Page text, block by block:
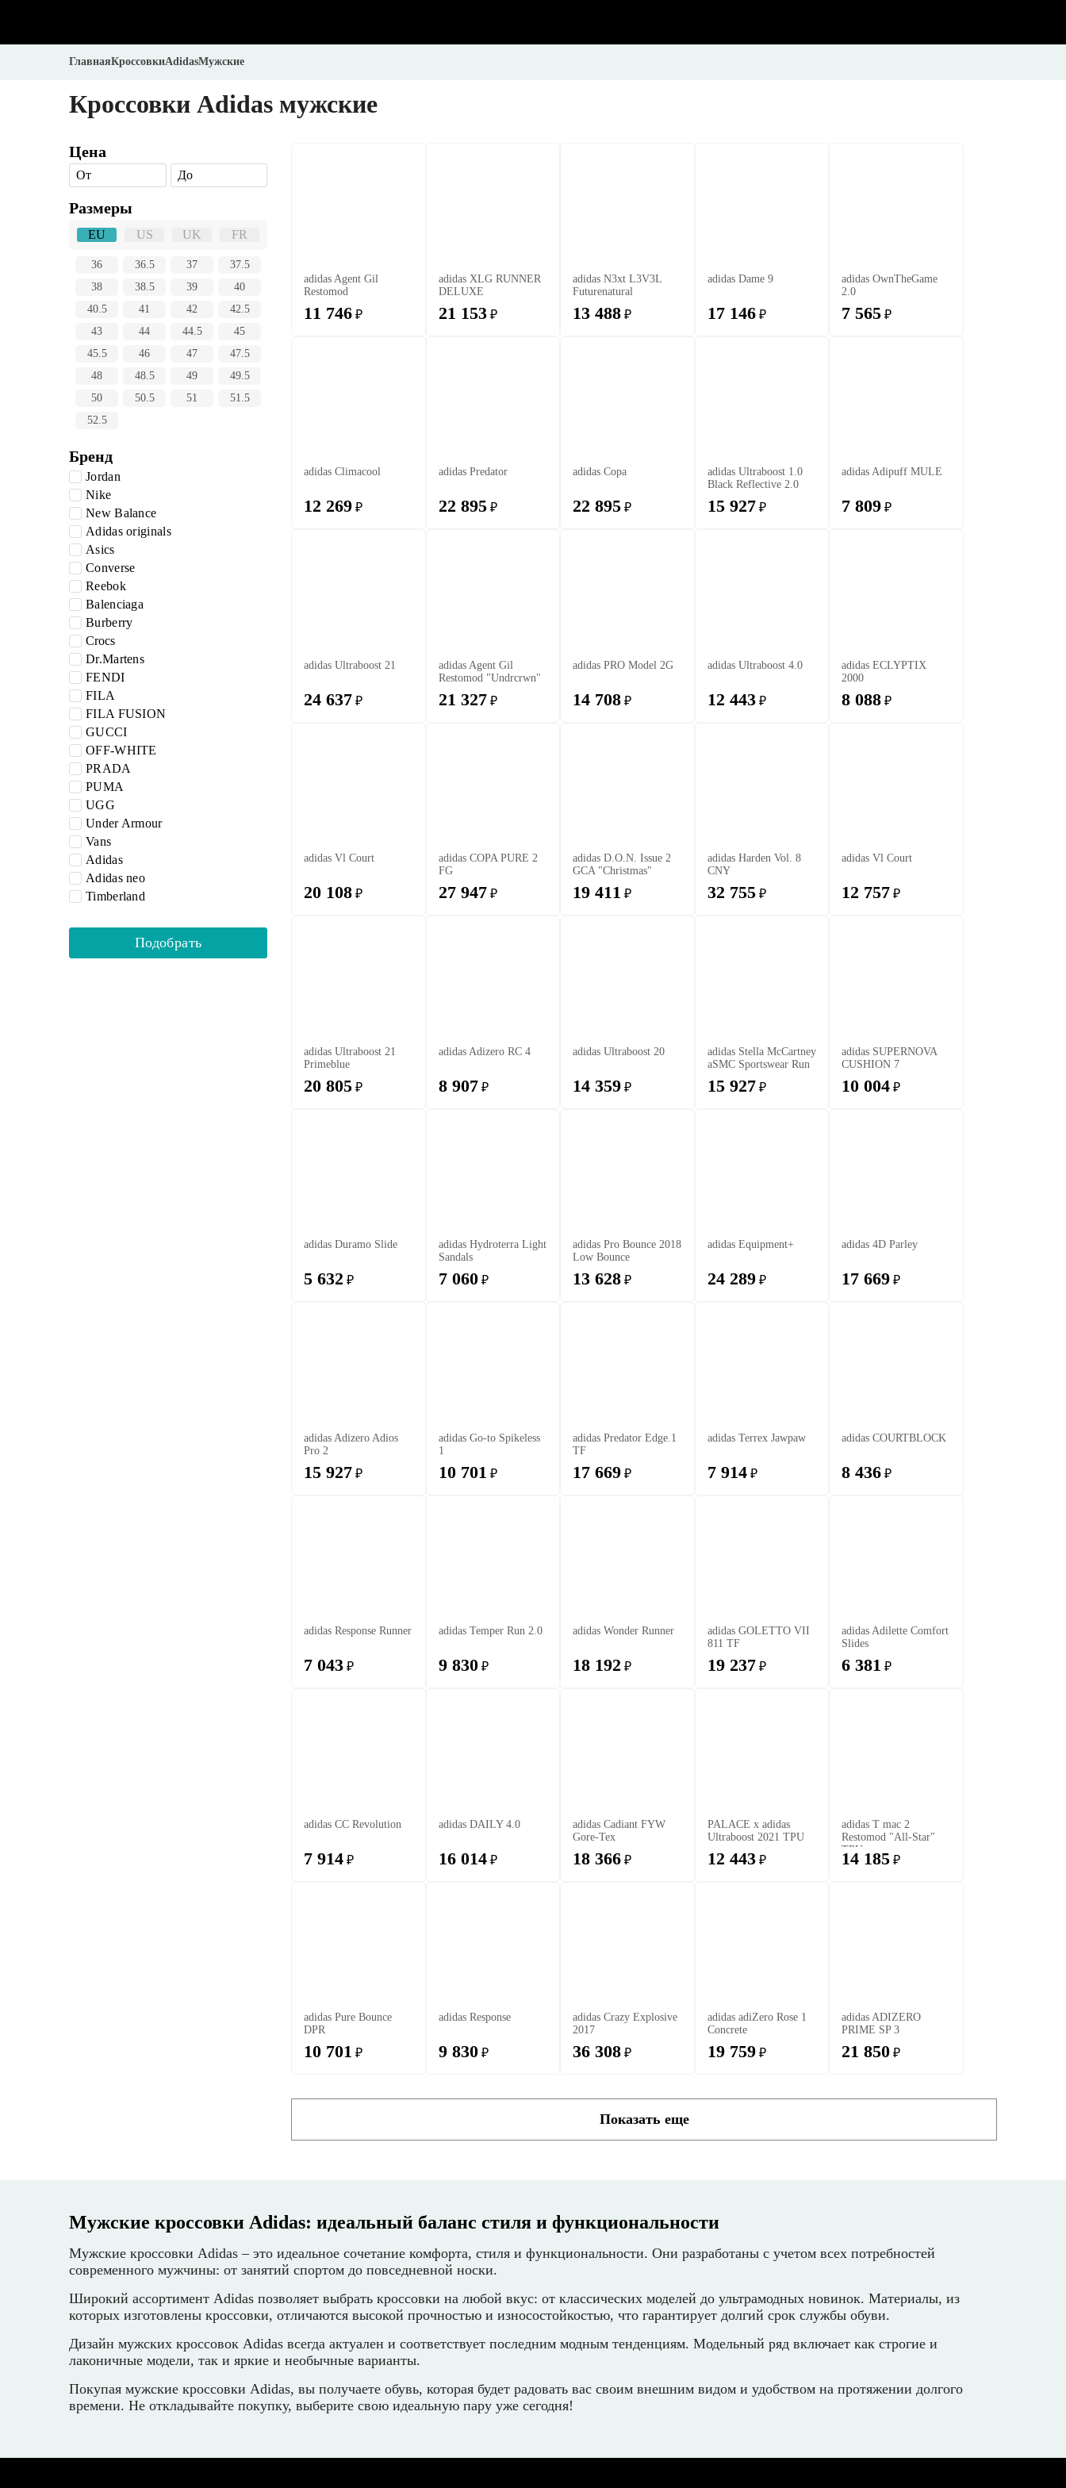
ГлавнаяКроссовкиAdidasМужские
Кроссовки Adidas мужские
Цена
От До
Размеры
EU US UK FR
36 36.5 37
37.5
38
38.5 39
40
40.5
41 42
42.5
43
44 44.5
45
45.5
46 47
47.5
48
48.5 49
49.5
50
50.5 51
51.5
52.5
Бренд
Jordan
Nike
New Balance
Adidas originals
Asics
Converse
Reebok
Balenciaga
Burberry
Crocs
Dr.Martens
FENDI
FILA
FILA FUSION
GUCCI
OFF-WHITE
PRADA
PUMA
UGG
Under Armour
Vans
Adidas
Adidas neo
Timberland
adidas Agent Gil
Restomod
11 746 ₽
adidas XLG RUNNER
DELUXE
21 153₽
adidas N3xt L3V3L
Futurenatural
13 488 ₽
adidas Dame 9
17 146₽
adidas OwnTheGame
2.0
7 565 ₽
adidas Climacool
12 269 ₽
adidas Predator
22 895₽
adidas Copa
22 895 ₽
adidas Ultraboost 1.0
Black Reflective 2.0
15 927 ₽
adidas Adipuff MULE
7 809 ₽
adidas Ultraboost 21
24 637 ₽
adidas Agent Gil
Restomod "Undrcrwn"
21 327 ₽
adidas PRO Model 2G
14 708 ₽
adidas Ultraboost 4.0
12 443₽
adidas ECLYPTIX
2000
8 088 ₽
adidas Vl Court
20 108 ₽
adidas COPA PURE 2
FG
27 947 ₽
adidas D.O.N. Issue 2
GCA "Christmas"
19 411 ₽
adidas Harden Vol. 8
CNY
32 755₽
adidas Vl Court
12 757 ₽
adidas Ultraboost 21
Primeblue
20 805 ₽
adidas Adizero RC 4
8 907 ₽
adidas Ultraboost 20
14 359 ₽
adidas Stella McCartney
aSMC Sportswear Run
15 927 ₽
adidas SUPERNOVA
CUSHION 7
10 004 ₽
adidas Duramo Slide
5 632 ₽
adidas Hydroterra Light
Sandals
7 060₽
adidas Pro Bounce 2018
Low Bounce
13 628 ₽
adidas Equipment+
24 289₽
adidas 4D Parley
17 669 ₽
adidas Adizero Adios
Pro 2
15 927 ₽
adidas Go-to Spikeless
1
10 701 ₽
adidas Predator Edge.1
TF
17 669 ₽
adidas Terrex Jawpaw
7 914₽
adidas COURTBLOCK
8 436 ₽
adidas Response Runner
7 043 ₽
adidas Temper Run 2.0
9 830₽
adidas Wonder Runner
18 192 ₽
adidas GOLETTO VII
811 TF
19 237 ₽
adidas Adilette Comfort
Slides
6 381 ₽
adidas CC Revolution
7 914 ₽
adidas DAILY 4.0
16 014₽
adidas Cadiant FYW
Gore-Tex
18 366 ₽
PALACE x adidas
Ultraboost 2021 TPU
12 443₽
adidas T mac 2
Restomod "All-Star"
TPU
14 185 ₽
adidas Pure Bounce
DPR
10 701 ₽
adidas Response
9 830₽
adidas Crazy Explosive
2017
36 308 ₽
adidas adiZero Rose 1
Concrete
19 759₽
adidas ADIZERO
PRIME SP 3
21 850 ₽
Показать еще
Мужские кроссовки Adidas: идеальный баланс стиля и функциональности
Мужские кроссовки Adidas – это идеальное сочетание комфорта, стиля и функциональности. Они разработаны с учетом всех потребностей
современного мужчины: от занятий спортом до повседневной носки.
Широкий ассортимент Adidas позволяет выбрать кроссовки на любой вкус: от классических моделей до ультрамодных новинок. Материалы, из
которых изготовлены кроссовки, отличаются высокой прочностью и износостойкостью, что гарантирует долгий срок службы обуви.
Дизайн мужских кроссовок Adidas всегда актуален и соответствует последним модным тенденциям. Модельный ряд включает как строгие и
лаконичные модели, так и яркие и необычные варианты.
Покупая мужские кроссовки Adidas, вы получаете обувь, которая будет радовать вас своим внешним видом и удобством на протяжении долгого
времени. Не откладывайте покупку, выберите свою идеальную пару уже сегодня!